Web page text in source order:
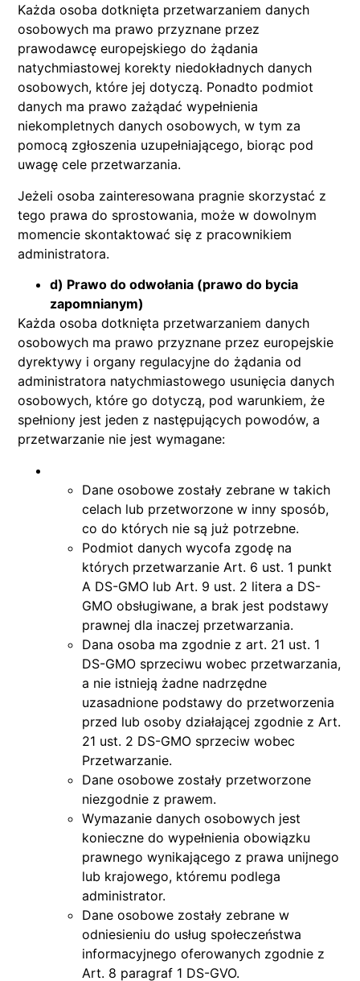
Każda osoba dotknięta przetwarzaniem danych
osobowych ma prawo przyznane przez
prawodawcę europejskiego do żądania
natychmiastowej korekty niedokładnych danych
osobowych, które jej dotyczą. Ponadto podmiot
danych ma prawo zażądać wypełnienia
niekompletnych danych osobowych, w tym za
pomocą zgłoszenia uzupełniającego, biorąc pod
uwagę cele przetwarzania.
Jeżeli osoba zainteresowana pragnie skorzystać z
tego prawa do sprostowania, może w dowolnym
momencie skontaktować się z pracownikiem
administratora.
d) Prawo do odwołania (prawo do bycia
zapomnianym)
Każda osoba dotknięta przetwarzaniem danych
osobowych ma prawo przyznane przez europejskie
dyrektywy i organy regulacyjne do żądania od
administratora natychmiastowego usunięcia danych
osobowych, które go dotyczą, pod warunkiem, że
spełniony jest jeden z następujących powodów, a
przetwarzanie nie jest wymagane:
Dane osobowe zostały zebrane w takich
celach lub przetworzone w inny sposób,
co do których nie są już potrzebne.
Podmiot danych wycofa zgodę na
których przetwarzanie Art. 6 ust. 1 punkt
A DS-GMO lub Art. 9 ust. 2 litera a DS-
GMO obsługiwane, a brak jest podstawy
prawnej dla inaczej przetwarzania.
Dana osoba ma zgodnie z art. 21 ust. 1
DS-GMO sprzeciwu wobec przetwarzania,
a nie istnieją żadne nadrzędne
uzasadnione podstawy do przetworzenia
przed lub osoby działającej zgodnie z Art.
21 ust. 2 DS-GMO sprzeciw wobec
Przetwarzanie.
Dane osobowe zostały przetworzone
niezgodnie z prawem.
Wymazanie danych osobowych jest
konieczne do wypełnienia obowiązku
prawnego wynikającego z prawa unijnego
lub krajowego, któremu podlega
administrator.
Dane osobowe zostały zebrane w
odniesieniu do usług społeczeństwa
informacyjnego oferowanych zgodnie z
Art. 8 paragraf 1 DS-GVO.